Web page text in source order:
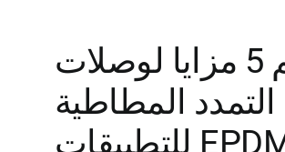
أهم 5 مزايا لوصلات
التمدد المطاطية
EPDM للتطبيقات